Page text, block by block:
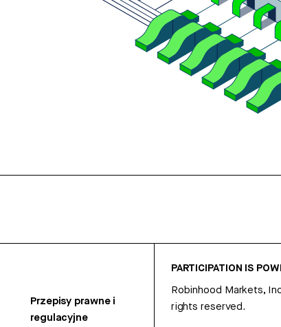
Przepisy prawne i
regulacyjne
PARTICIPATION IS
Robinhood Markets,
rights reserved.